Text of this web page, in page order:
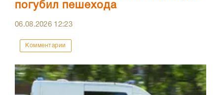
погубил пешехода
06.08.2026 12:23
Комментарии